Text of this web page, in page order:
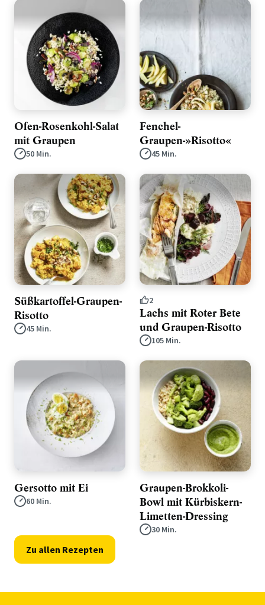
Ofen-Rosenkohl-Salat
mit Graupen
50 Min.
Fenchel-
Graupen-»Risotto«
45 Min.
Süßkartoffel-Graupen-
Risotto
45 Min.
2
Lachs mit Roter Bete
und Graupen-Risotto
105 Min.
Gersotto mit Ei
60 Min.
Graupen-Brokkoli-
Bowl mit Kürbiskern-
Limetten-Dressing
30 Min.
Zu allen Rezepten